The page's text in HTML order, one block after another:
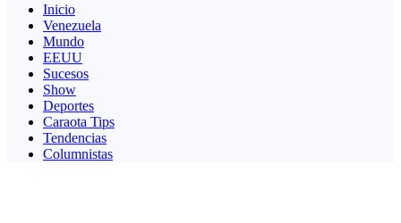
Inicio
Venezuela
Mundo
EEUU
Sucesos
Show
Deportes
Caraota Tips
Tendencias
Columnistas